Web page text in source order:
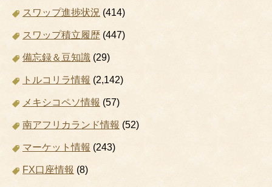
スワップ進捗状況 (414)
スワップ積立履歴 (447)
備忘録＆豆知識 (29)
トルコリラ情報 (2,142)
メキシコペソ情報 (57)
南アフリカランド情報 (52)
マーケット情報 (243)
FX口座情報 (8)